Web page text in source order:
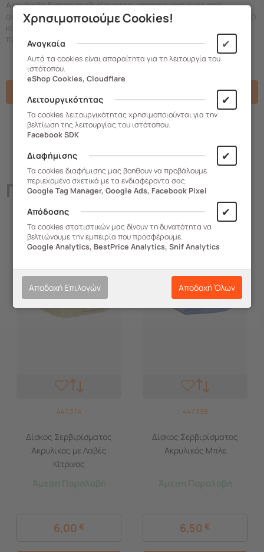
Ακρυλικός δίσκος σερβιρίσματος, κατασκευασμένος από
ανθεκτικό, ανεξίτηλο και κατάλληλο για τρόφιμα υλικό. Με κομψό
και διακριτικό σχέδιο, δίνει την εντύπωση του κρύσταλλου και
προσφέρει ένα εντυπωσιακό σερβίρισμα.
Χαρακτηριστικά
ΠαρόμοιαΠροϊόντα
447.374
Δίσκος Σερβιρίσματος
Ακρυλικός με Λαβές
Κίτρινος
Άμεση Παραλαβή
6,00 €
447.336
Δίσκος Σερβιρίσματος
Ακρυλικός Μπλε
Άμεση Παραλαβή
6,50 €
Χρησιμοποιούμε Cookies!
Αναγκαία ✔
Αυτά τα cookies είναι απαραίτητα για τη λειτουργία του
ιστότοπου.
eShop Cookies, Cloudflare
Λειτουργικότητας ✔
Τα cookies λειτουργικότητας χρησιμοποιούνται για την
βελτίωση της λειτουργίας του ιστότοπου.
Facebook SDK
Διαφήμισης ✔
Τα cookies διαφήμισης μας βοηθουν να προβάλουμε
περιεχομένο σχετικά με τα ενδιαφέροντα σας.
Google Tag Manager, Google Ads, Facebook Pixel
Απόδοσης ✔
Τα cookies στατιστικών μας δίνουν τη δυνατότητα να
βελτιώνουμε την εμπειρία που προσφέρουμε.
Google Analytics, BestPrice Analytics, Snif Analytics
Αποδοχή Επιλογών Αποδοχή Όλων